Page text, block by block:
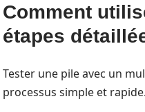
Comment
étapes
Tester une pile avec un
processus simple et